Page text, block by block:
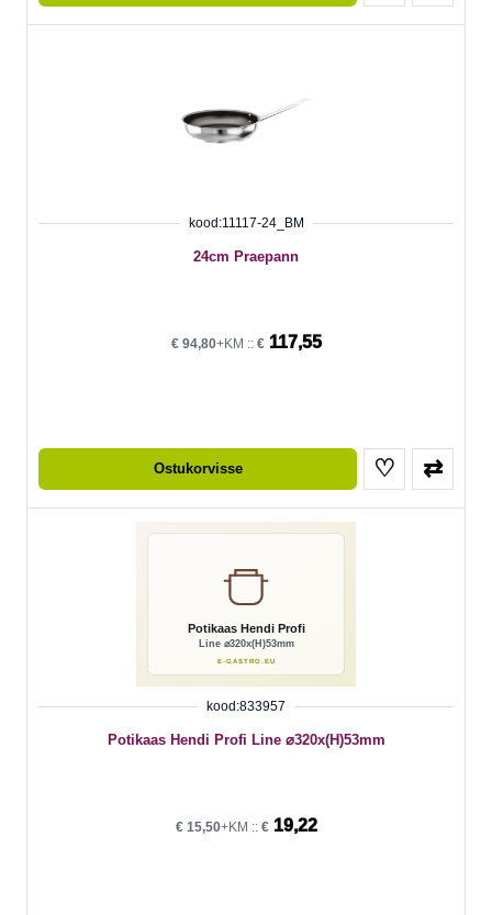
kood:11117-24_BM
24cm Praepann
€94,80+KM :: €117,55
Ostukorvisse ♡ ⇄
kood:833957
Potikaas Hendi Profi Line ⌀320x(H)53mm
€15,50+KM :: €19,22